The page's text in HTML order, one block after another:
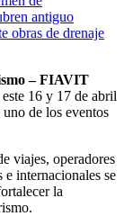
antiguo
obras de drenaje
– FIAVIT
este 16 y 17 de abril
de los eventos
viajes, operadores
e internacionales se
la